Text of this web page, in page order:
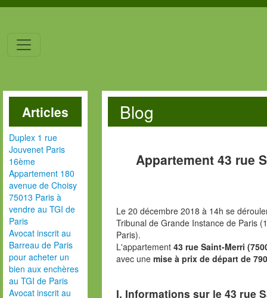
Articles
Duplex 1 rue
Jouvenet Paris
16ème
Appartement 180
avenue de Choisy
75013 Paris à
vendre au TGI de
Paris
Avocat inscrit au
Barreau de Paris
pour acheter un
bien aux enchères
au TGI de Paris
Avocat inscrit au
Blog
Appartement 43 rue
Le 20 décembre 2018 à 14h se
Tribunal de Grande Instance de Paris
Paris).
L'appartement 43 rue Saint-Merri
avec une mise à prix de départ de
I. Informations sur le 43 rue